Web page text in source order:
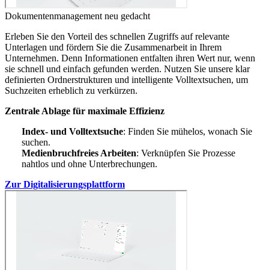
Dokumentenmanagement neu gedacht
Erleben Sie den Vorteil des schnellen Zugriffs auf relevante
Unterlagen und fördern Sie die Zusammenarbeit in Ihrem
Unternehmen. Denn Informationen entfalten ihren Wert nur, wenn
sie schnell und einfach gefunden werden. Nutzen Sie unsere klar
definierten Ordnerstrukturen und intelligente Volltextsuchen, um
Suchzeiten erheblich zu verkürzen.
Zentrale Ablage für maximale Effizienz
Index- und Volltextsuche: Finden Sie mühelos, wonach Sie
suchen.
Medienbruchfreies Arbeiten: Verknüpfen Sie Prozesse
nahtlos und ohne Unterbrechungen.
Zur Digitalisierungsplattform